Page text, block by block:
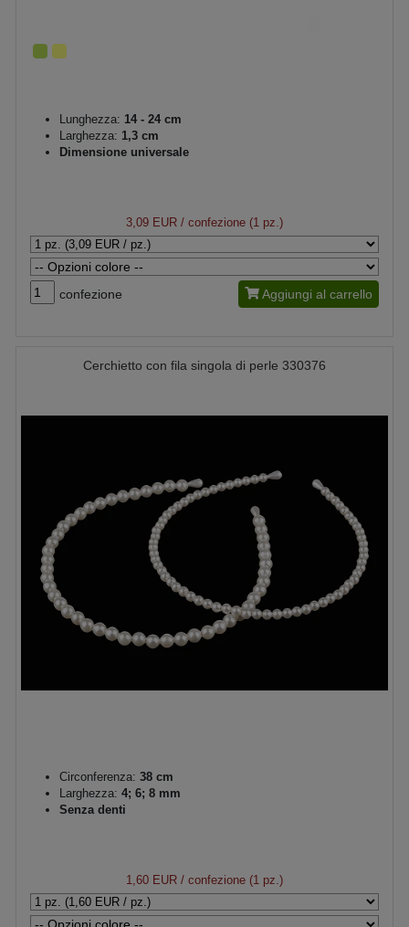
Lunghezza: 14 - 24 cm
Larghezza: 1,3 cm
Dimensione universale
3,09 EUR / confezione (1 pz.)
confezione Aggiungi al carrello
Cerchietto con fila singola di perle 330376
Circonferenza: 38 cm
Larghezza: 4; 6; 8 mm
Senza denti
1,60 EUR / confezione (1 pz.)